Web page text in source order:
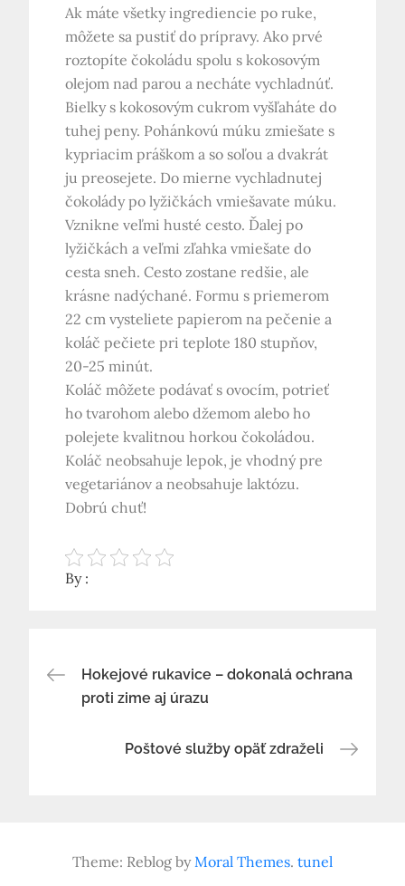
Ak máte všetky ingrediencie po ruke,
môžete sa pustiť do prípravy. Ako prvé
roztopíte čokoládu spolu s kokosovým
olejom nad parou a necháte vychladnúť.
Bielky s kokosovým cukrom vyšľaháte do
tuhej peny. Pohánkovú múku zmiešate s
kypriacim práškom a so soľou a dvakrát
ju preosejete. Do mierne vychladnutej
čokolády po lyžičkách vmiešavate múku.
Vznikne veľmi husté cesto. Ďalej po
lyžičkách a veľmi zľahka vmiešate do
cesta sneh. Cesto zostane redšie, ale
krásne nadýchané. Formu s priemerom
22 cm vysteliete papierom na pečenie a
koláč pečiete pri teplote 180 stupňov,
20-25 minút.
Koláč môžete podávať s ovocím, potrieť
ho tvarohom alebo džemom alebo ho
polejete kvalitnou horkou čokoládou.
Koláč neobsahuje lepok, je vhodný pre
vegetariánov a neobsahuje laktózu.
Dobrú chuť!
By :
Navigace
pro
Hokejové rukavice – dokonalá ochrana
proti zime aj úrazu
Poštové služby opäť zdraželi
Theme: Reblog byMoral Themes. tunel